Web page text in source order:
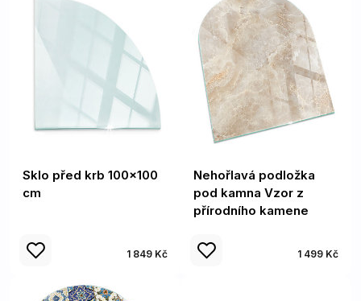
Sklo před krb 100x100
cm
1 849 Kč
Nehořlavá podložka
pod kamna Vzor z
přírodního kamene
1 499 Kč